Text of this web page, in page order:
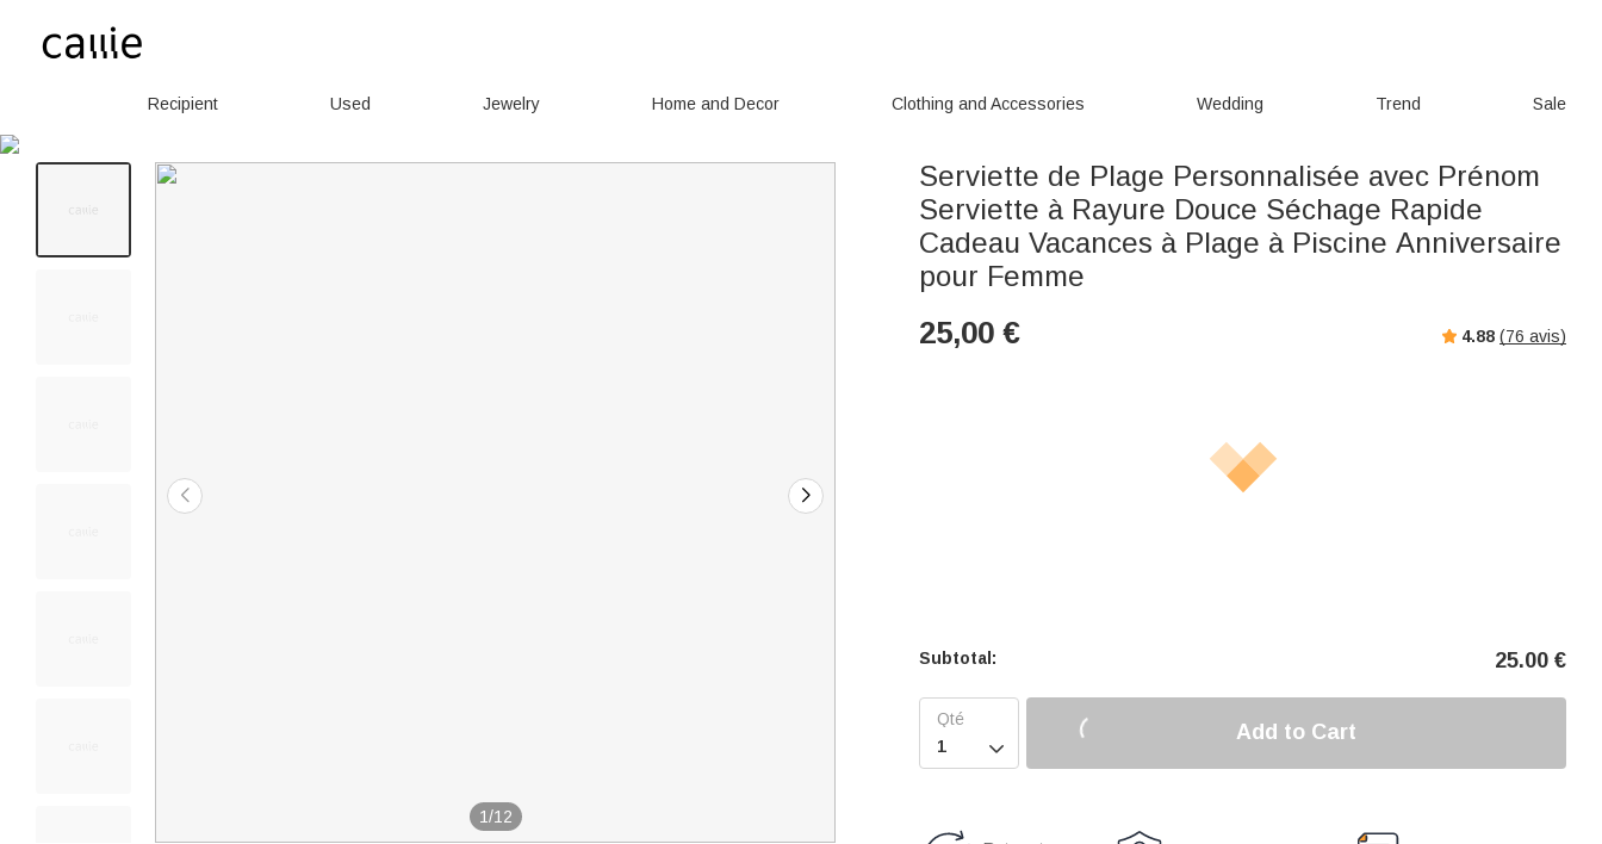
Recipient Used Jewelry Home and Decor Clothing and Accessories Wedding Trend Sale
1/12
Serviette de Plage Personnalisée avec Prénom
Serviette à Rayure Douce Séchage Rapide
Cadeau Vacances à Plage à Piscine Anniversaire
pour Femme
25,00 € 4.88 (76 avis)
Subtotal: 25.00 €

Add to Cart